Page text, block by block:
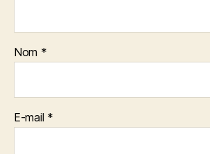
Nom *
E-mail *